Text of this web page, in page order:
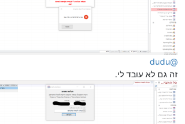
@
dudu
זה גם לא עובד לי.